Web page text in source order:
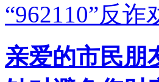
“962110”反诈
亲爱的市民朋